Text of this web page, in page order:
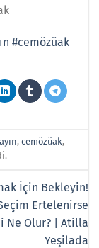
#cemözüak
,cemözüak,
İçin Bekleyin!
Ertelenirse
Ne Olur? | Atilla
Yeşilada